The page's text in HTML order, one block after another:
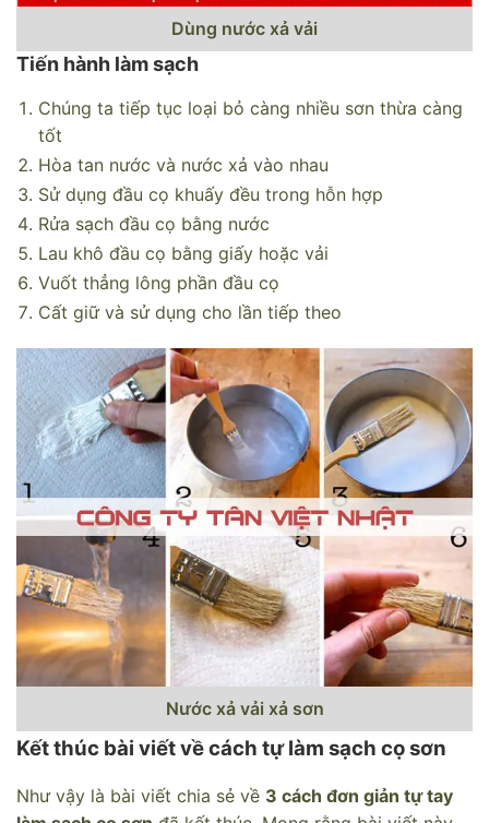
Dùng nước xả vải
Tiến hành làm sạch
Chúng ta tiếp tục loại bỏ càng nhiều sơn thừa càng
tốt
Hòa tan nước và nước xả vào nhau
Sử dụng đầu cọ khuấy đều trong hỗn hợp
Rửa sạch đầu cọ bằng nước
Lau khô đầu cọ bằng giấy hoặc vải
Vuốt thẳng lông phần đầu cọ
Cất giữ và sử dụng cho lần tiếp theo
Nước xả vải xả sơn
Kết thúc bài viết về cách tự làm sạch cọ sơn
Như vậy là bài viết chia sẻ về 3 cách đơn giản tự tay